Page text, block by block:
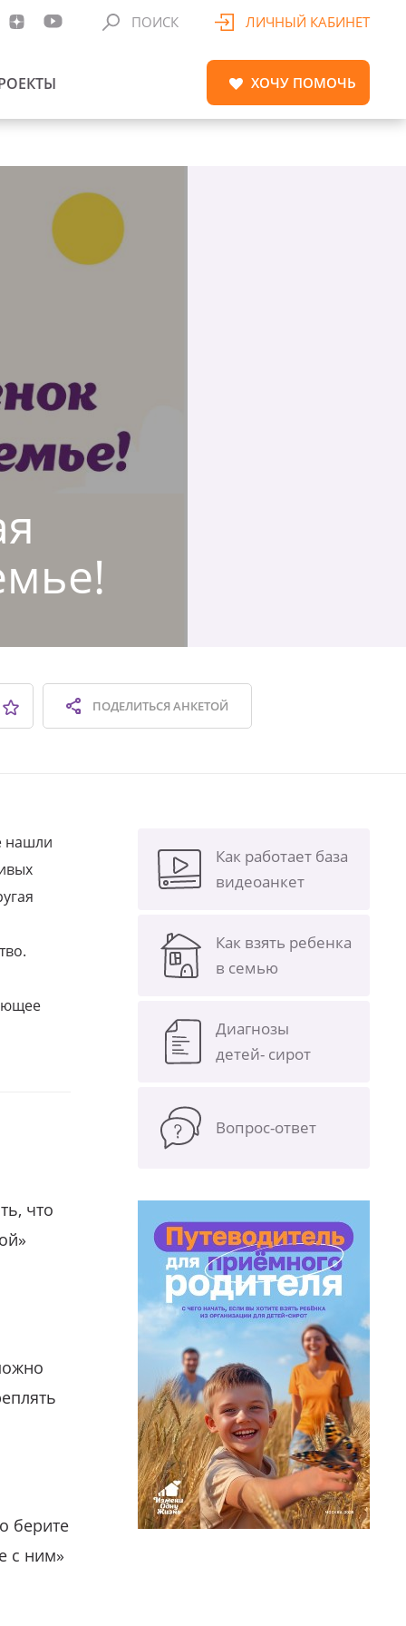
ПОИСК ЛИЧНЫЙ КАБИНЕТ
ХОЧУ ПОМОЧЬ
ПОДЕЛИТЬСЯАНКЕТОЙ
нашли
что
берите
с ним»
Как работает база
видеоанкет
Как взять ребенка
в семью
Диагнозы
детей- сирот
Вопрос-ответ